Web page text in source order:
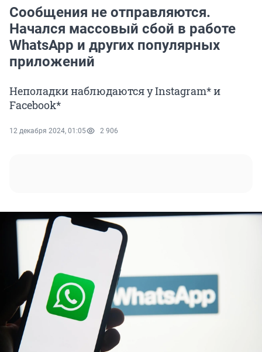
Сообщения не отправляются.
Начался массовый сбой в работе
WhatsApp и других популярных
приложений
Неполадки наблюдаются у Instagram* и
Facebook*
12 декабря 2024, 01:05 2 906